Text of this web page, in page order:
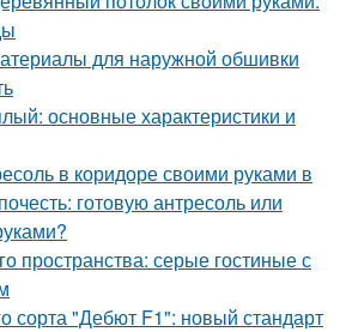
для наружной обшивки
основные характеристики и
в коридоре своими руками в
готовую антресоль или
пространства: серые гостиные с
сорта "Дебют F1": новый стандарт